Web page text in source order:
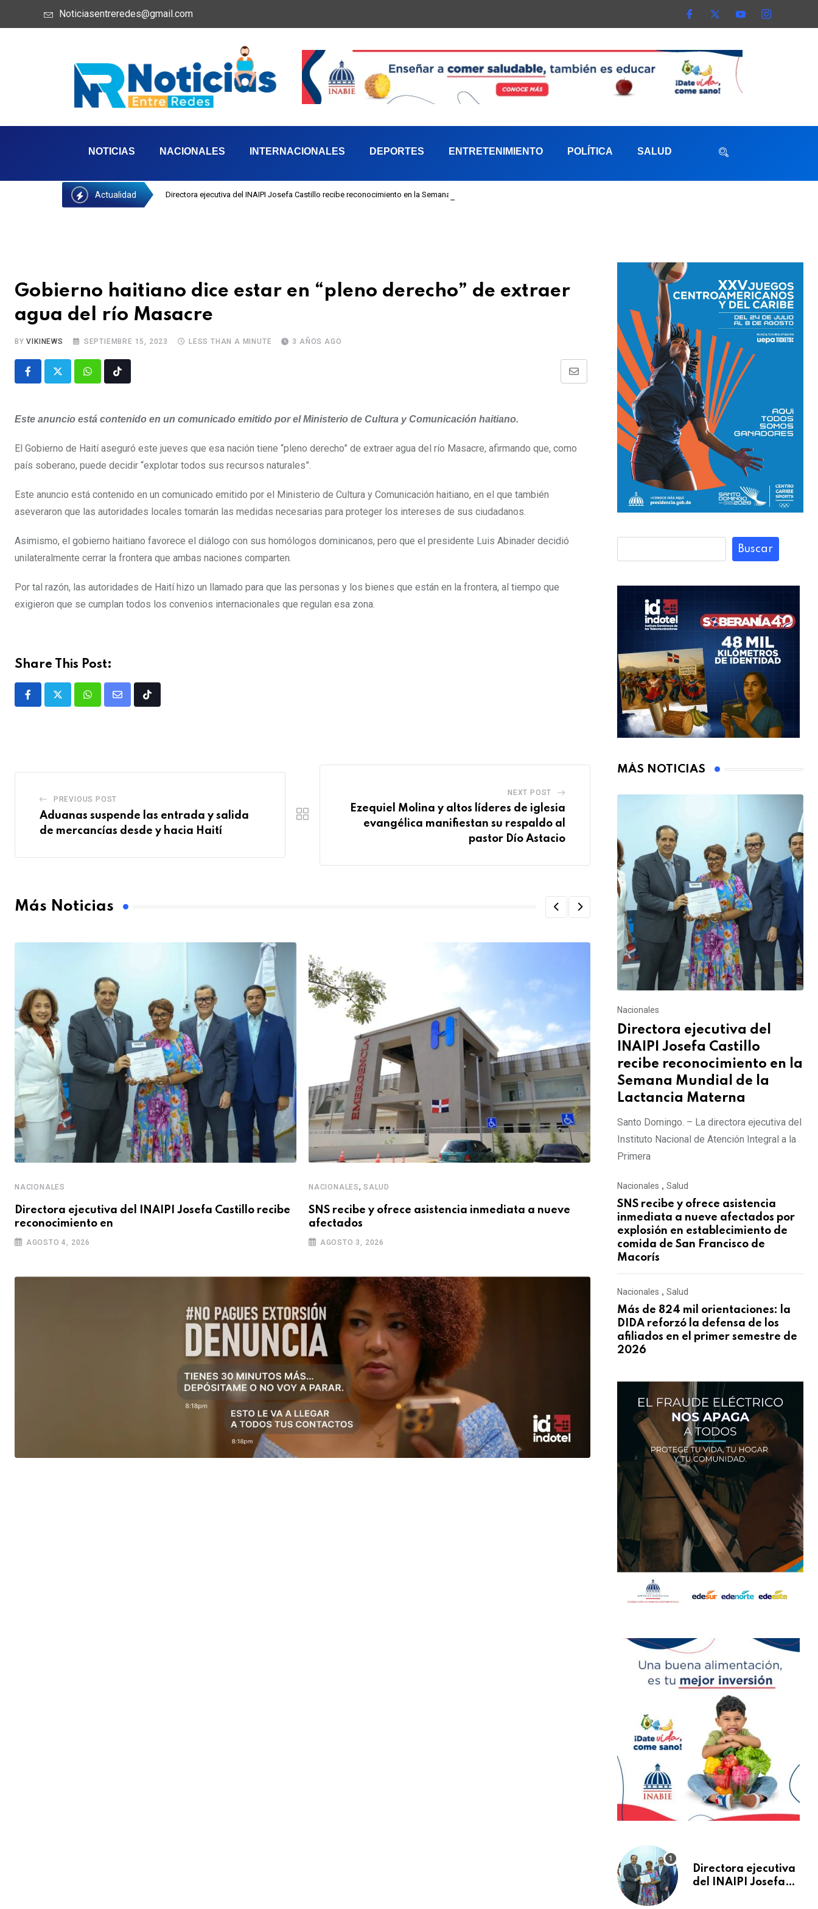
Noticiasentreredes@gmail.com
NOTICIAS NACIONALES INTERNACIONALES DEPORTES ENTRETENIMIENTO POLÍTICA SALUD
Actualidad Directora ejecutiva del INAIPI Josefa Castillo recibe reconocimiento en la Semana Mundial de la Lactancia Materna
Gobierno haitiano dice estar en “pleno derecho” de extraer
agua del río Masacre
BYVIKINEWS SEPTIEMBRE 15, 2023 LESS THAN A MINUTE 3 AÑOS AGO
Este anuncio está contenido en un comunicado emitido por el Ministerio de Cultura y Comunicación haitiano.
El Gobierno de Haití aseguró este jueves que esa nación tiene “pleno derecho” de extraer agua del río Masacre, afirmando que, como
país soberano, puede decidir “explotar todos sus recursos naturales”.
Este anuncio está contenido en un comunicado emitido por el Ministerio de Cultura y Comunicación haitiano, en el que también
aseveraron que las autoridades locales tomarán las medidas necesarias para proteger los intereses de sus ciudadanos.
Asimismo, el gobierno haitiano favorece el diálogo con sus homólogos dominicanos, pero que el presidente Luis Abinader decidió
unilateralmente cerrar la frontera que ambas naciones comparten.
Por tal razón, las autoridades de Haití hizo un llamado para que las personas y los bienes que están en la frontera, al tiempo que
exigieron que se cumplan todos los convenios internacionales que regulan esa zona.
Share This Post:
PREVIOUS POST
Aduanas suspende las entrada y salida
de mercancías desde y hacia Haití
NEXT POST
Ezequiel Molina y altos líderes de iglesia
evangélica manifiestan su respaldo al
pastor Dío Astacio
Más Noticias
NACIONALES
Directora ejecutiva del INAIPI Josefa Castillo recibe
reconocimiento en
AGOSTO 4, 2026
NACIONALES, SALUD
SNS recibe y ofrece asistencia inmediata a nueve
afectados
AGOSTO 3, 2026
NACIONALES,SALUD
Más de 824 mil orientaciones: la DIDA
AGOSTO 3, 2026
Buscar
MÁS NOTICIAS
Nacionales
Directora ejecutiva del
INAIPI Josefa Castillo
recibe reconocimiento en la
Semana Mundial de la
Lactancia Materna
Santo Domingo. – La directora ejecutiva del
Instituto Nacional de Atención Integral a la
Primera
Nacionales , Salud
SNS recibe y ofrece asistencia
inmediata a nueve afectados por
explosión en establecimiento de
comida de San Francisco de
Macorís
Nacionales , Salud
Más de 824 mil orientaciones: la
DIDA reforzó la defensa de los
afiliados en el primer semestre de
2026
Directora ejecutiva
del INAIPI Josefa